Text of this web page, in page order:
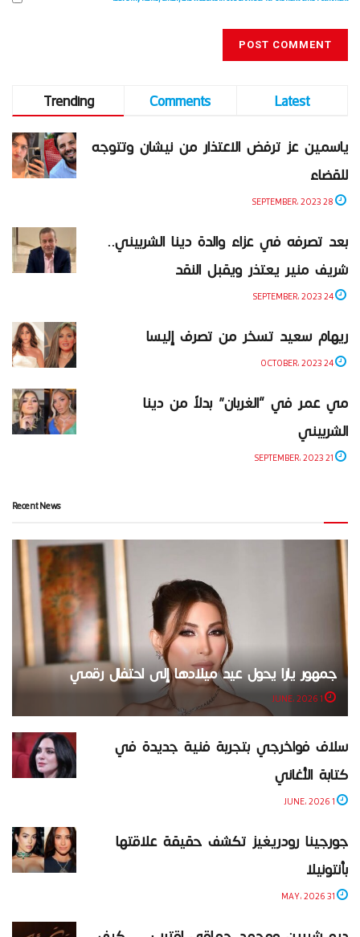
Trending Comments
Latest
ياسمين عز ترفض الاعتذار من نيشان وتتوجه
للقضاء
بعد تصرفه في عزاء والدة دينا الشربيني..
شريف منير يعتذر ويقبل النقد
ريهام سعيد تسخر من تصرف إليسا
مي عمر في “الغربان” بدلاً من دينا
الشربيني
Recent News
جمهور يارا يحول عيد ميلادها إلى احتفال رقمي
سلاف فواخرجي بتجربة فنية جديدة في
كتابة الأغاني
جورجينا رودريغيز تكشف حقيقة علاقتها
بأنتونيلا